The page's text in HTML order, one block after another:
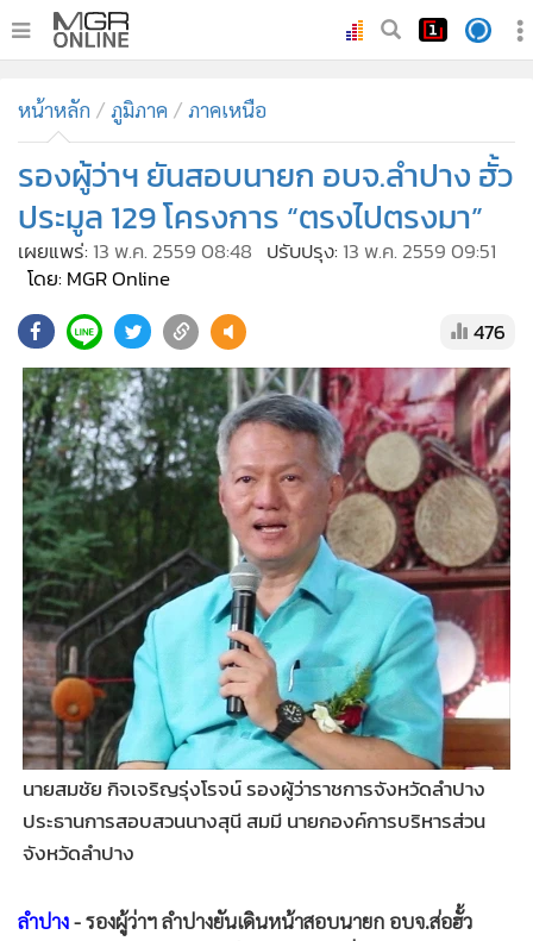
ทันเหตุการณ์
• ภาคใต้
ภูมิภาค
Online Section
บันเทิง
• ผู้จัดการรายวัน
• คอลัมนิสต์
• ละคร
• CbizReview
• Cyber BIZ
• ผู้จัดกวน
• Good health & Well-being
• Green Innovation & SD
• Management & HR
• MGR Live
• Infographic
• การเมือง
• ท่องเที่ยว
• กีฬา
• ต่างประเทศ
• Special Scoop
หน้าหลัก ภูมิภาค ภาคเหนือ
รองผู้ว่าฯ ยันสอบนายก อบจ.ลำปาง ฮั้ว
ประมูล 129 โครงการ “ตรงไปตรงมา”
เผยแพร่: 13 พ.ค. 2559 08:48 ปรับปรุง: 13 พ.ค. 2559 09:51
โดย: MGR Online
476
นายสมชัย กิจเจริญรุ่งโรจน์ รองผู้ว่าราชการจังหวัดลำปาง
ประธานการสอบสวนนางสุนี สมมี นายกองค์การบริหารส่วน
จังหวัดลำปาง
ลำปาง- รองผู้ว่าฯ ลำปางยันเดินหน้าสอบนายก อบจ.ส่อฮั้ว